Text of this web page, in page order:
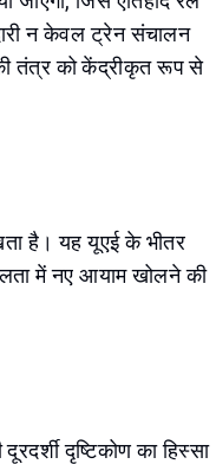
न केवल ट्रेन संचालन
तंत्र को केंद्रीकृत रूप से
है। यह यूएई के भीतर
में नए आयाम खोलने की
दृष्टिकोण का हिस्सा